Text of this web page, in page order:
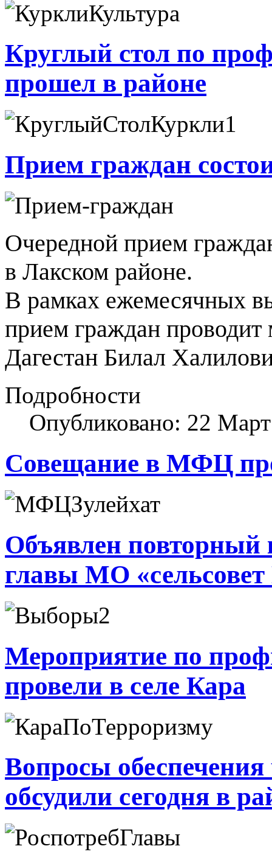
Круглый стол по
прошел в районе
Прием граждан
Очередной прием
в Лакском районе.
В рамках ежемесячных
прием граждан
Дагестан Билал
Подробности
Опубликовано: 22
Совещание в МФЦ
Объявлен повторный
главы МО
Мероприятие по
провели в селе Кара
Вопросы обеспечения
обсудили сегодня в